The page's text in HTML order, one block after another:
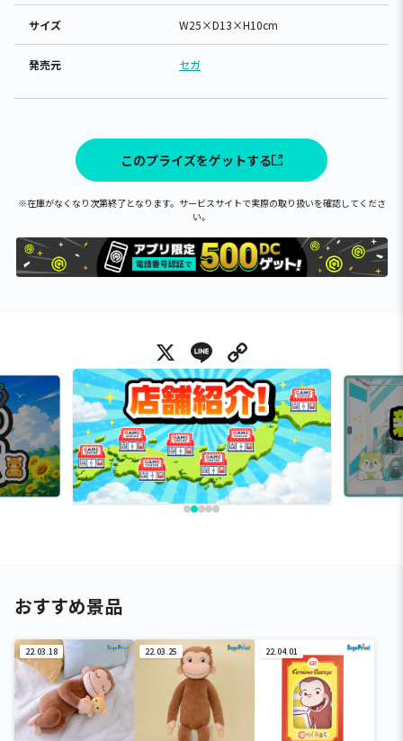
サイズ W25×D13×H10cm
発売元 セガ
このプライズをゲットする
※在庫がなくなり次第終了となります。サービスサイトで実際の取り扱いを確認してくださ
い。
X Line
おすすめ景品
22.03.18 22.03.25 22.04.01